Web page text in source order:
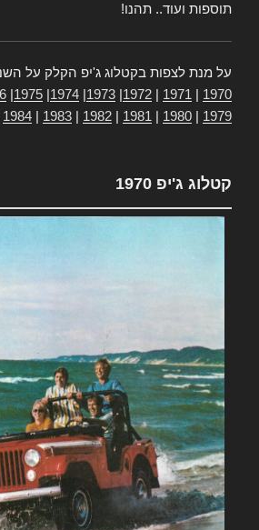
תוספות ועוד.. תהנו!
על מנת לצפות בקטלוג ג'יפ הקלק על
1970
1971
1972
1973
1974
1975
1979
1980
1981
1982
1983
1984
קטלוג ג'יפ 1970